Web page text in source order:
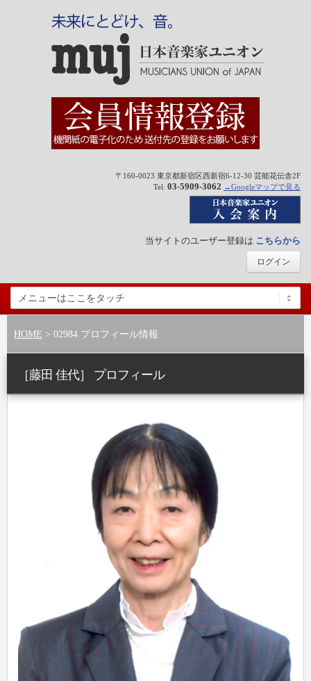
〒160-0023 東京都新宿区西新宿6-12-30 芸能花伝舎2F
Tel: 03-5909-3062 →Googleマップで見る
当サイトのユーザー登録は こちらから
ログイン
HOME > 02984 プロフィール情報
［藤田 佳代］ プロフィール